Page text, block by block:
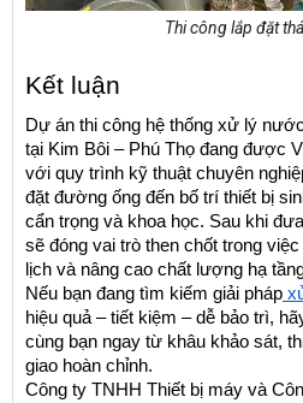
Thi công lắp đặt
Kết luận
Dự án thi công hệ thống xử lý
tại Kim Bôi – Phú Thọ đang được
với quy trình kỹ thuật chuyên
đặt đường ống đến bố trí thiết bị
cẩn trọng và khoa học. Sau khi
sẽ đóng vai trò then chốt trong
lịch và nâng cao chất lượng hạ
Nếu bạn đang tìm kiếm giải pháp
hiệu quả – tiết kiệm – dễ bảo trì,
cùng bạn ngay từ khâu khảo sát,
giao hoàn chỉnh.
Công ty TNHH Thiết bị máy và